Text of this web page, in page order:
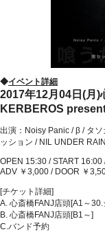
◆イベント詳細
2017年12月04日(月)
KERBEROS
出演：Noisy Panic / β / タ
ッション / NIL UNDER
OPEN 15:30 / START
ADV ￥3,000 / DOOR ￥
[チケット詳細]
A. 心斎橋FANJ店頭[A1～
B. 心斎橋FANJ店頭[B1～]
C.バンド予約